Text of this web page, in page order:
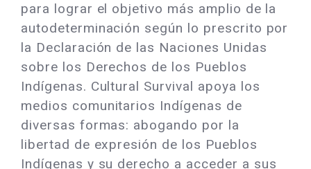
para lograr el objetivo más amplio de la
autodeterminación según lo prescrito por
la Declaración de las Naciones Unidas
sobre los Derechos de los Pueblos
Indígenas. Cultural Survival apoya los
medios comunitarios Indígenas de
diversas formas: abogando por la
libertad de expresión de los Pueblos
Indígenas y su derecho a acceder a sus